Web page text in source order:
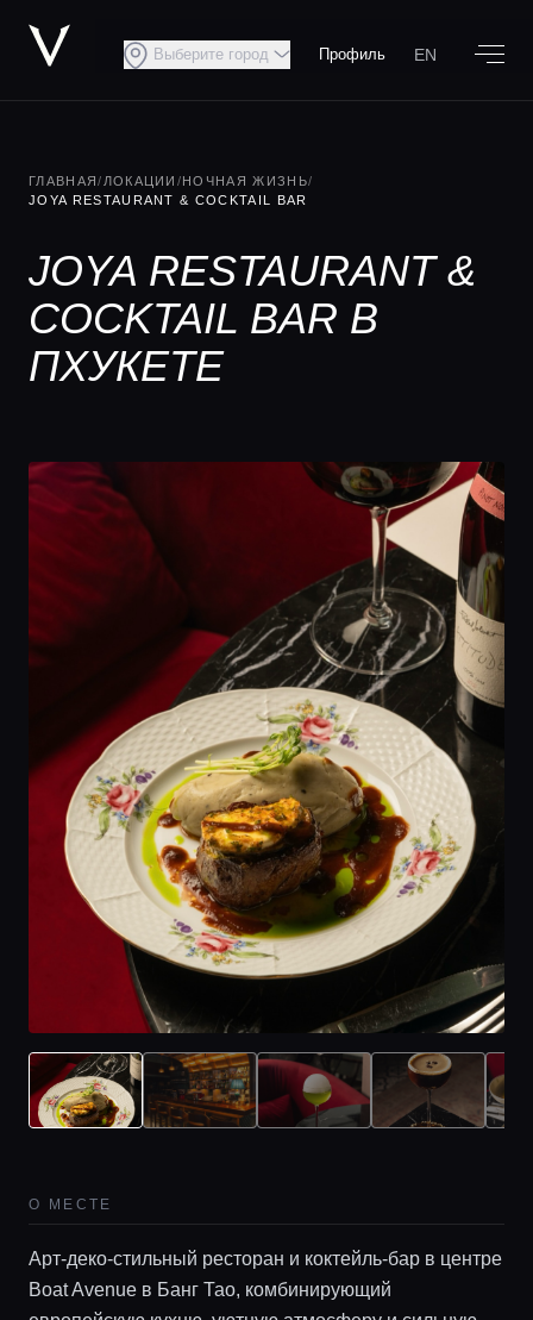
Выберите город Профиль EN
ГЛАВНАЯ/ ЛОКАЦИИ /НОЧНАЯ ЖИЗНЬ/
JOYA RESTAURANT & COCKTAIL BAR
JOYA RESTAURANT &
COCKTAIL BAR В
ПХУКЕТЕ
О МЕСТЕ
Арт‑деко‑стильный ресторан и коктейль‑бар в центре
Boat Avenue в Банг Тао, комбинирующий